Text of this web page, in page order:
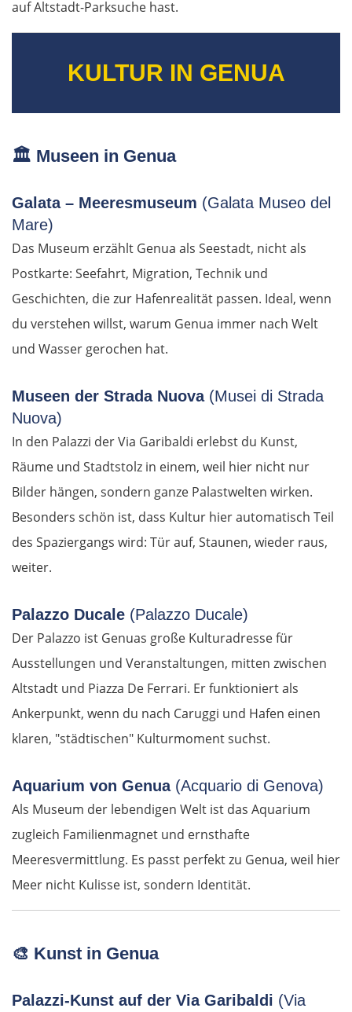
auf Altstadt-Parksuche hast.
KULTUR IN GENUA
🏛️ Museen in Genua
Galata – Meeresmuseum (Galata Museo del
Mare)
Das Museum erzählt Genua als Seestadt, nicht als
Postkarte: Seefahrt, Migration, Technik und
Geschichten, die zur Hafenrealität passen. Ideal, wenn
du verstehen willst, warum Genua immer nach Welt
und Wasser gerochen hat.
Museen der Strada Nuova (Musei di Strada
Nuova)
In den Palazzi der Via Garibaldi erlebst du Kunst,
Räume und Stadtstolz in einem, weil hier nicht nur
Bilder hängen, sondern ganze Palastwelten wirken.
Besonders schön ist, dass Kultur hier automatisch Teil
des Spaziergangs wird: Tür auf, Staunen, wieder raus,
weiter.
Palazzo Ducale (Palazzo Ducale)
Der Palazzo ist Genuas große Kulturadresse für
Ausstellungen und Veranstaltungen, mitten zwischen
Altstadt und Piazza De Ferrari. Er funktioniert als
Ankerpunkt, wenn du nach Caruggi und Hafen einen
klaren, "städtischen" Kulturmoment suchst.
Aquarium von Genua (Acquario di Genova)
Als Museum der lebendigen Welt ist das Aquarium
zugleich Familienmagnet und ernsthafte
Meeresvermittlung. Es passt perfekt zu Genua, weil hier
Meer nicht Kulisse ist, sondern Identität.
🎨 Kunst in Genua
Palazzi-Kunst auf der Via Garibaldi (Via